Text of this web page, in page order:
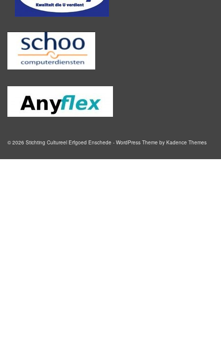
© 2026 Stichting Cultureel Erfgoed Enschede - WordPress Theme by Kadence Themes